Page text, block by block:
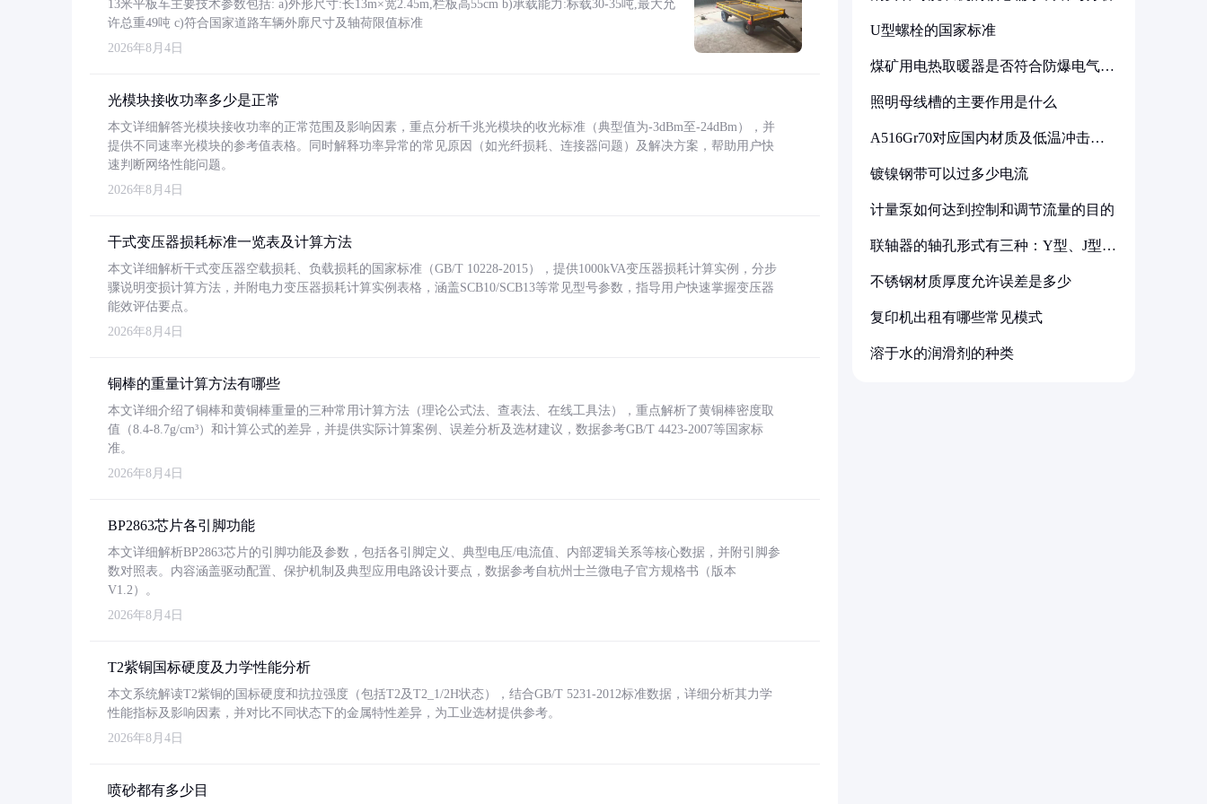
13米平板车主要技术参数包括: a)外形尺寸:长13m×宽2.45m,栏板高55cm b)承载能力:标载30-35吨,最大允
许总重49吨 c)符合国家道路车辆外廓尺寸及轴荷限值标准
2026年8月4日
光模块接收功率多少是正常
本文详细解答光模块接收功率的正常范围及影响因素，重点分析千兆光模块的收光标准（典型值为-3dBm至-24dBm），并
提供不同速率光模块的参考值表格。同时解释功率异常的常见原因（如光纤损耗、连接器问题）及解决方案，帮助用户快
速判断网络性能问题。
2026年8月4日
干式变压器损耗标准一览表及计算方法
本文详细解析干式变压器空载损耗、负载损耗的国家标准（GB/T 10228-2015），提供1000kVA变压器损耗计算实例，分步
骤说明变损计算方法，并附电力变压器损耗计算实例表格，涵盖SCB10/SCB13等常见型号参数，指导用户快速掌握变压器
能效评估要点。
2026年8月4日
铜棒的重量计算方法有哪些
本文详细介绍了铜棒和黄铜棒重量的三种常用计算方法（理论公式法、查表法、在线工具法），重点解析了黄铜棒密度取
值（8.4-8.7g/cm³）和计算公式的差异，并提供实际计算案例、误差分析及选材建议，数据参考GB/T 4423-2007等国家标
准。
2026年8月4日
BP2863芯片各引脚功能
本文详细解析BP2863芯片的引脚功能及参数，包括各引脚定义、典型电压/电流值、内部逻辑关系等核心数据，并附引脚参
数对照表。内容涵盖驱动配置、保护机制及典型应用电路设计要点，数据参考自杭州士兰微电子官方规格书（版本
V1.2）。
2026年8月4日
T2紫铜国标硬度及力学性能分析
本文系统解读T2紫铜的国标硬度和抗拉强度（包括T2及T2_1/2H状态），结合GB/T 5231-2012标准数据，详细分析其力学
性能指标及影响因素，并对比不同状态下的金属特性差异，为工业选材提供参考。
2026年8月4日
喷砂都有多少目
U型螺栓的国家标准
煤矿用电热取暖器是否符合防爆电气设
照明母线槽的主要作用是什么
A516Gr70对应国内材质及低温冲击要
镀镍钢带可以过多少电流
计量泵如何达到控制和调节流量的目的
联轴器的轴孔形式有三种：Y型、J型、
不锈钢材质厚度允许误差是多少
复印机出租有哪些常见模式
溶于水的润滑剂的种类